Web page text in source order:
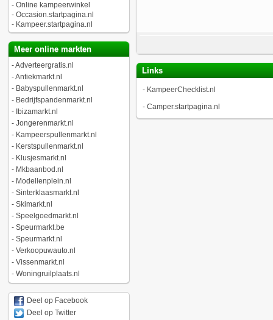
- Online kampeerwinkel
- Occasion.startpagina.nl
- Kampeer.startpagina.nl
Meer online markten
-Adverteergratis.nl
-Antiekmarkt.nl
- Babyspullenmarkt.nl
- Bedrijfspandenmarkt.nl
- Ibizamarkt.nl
- Jongerenmarkt.nl
- Kampeerspullenmarkt.nl
- Kerstspullenmarkt.nl
- Klusjesmarkt.nl
- Mkbaanbod.nl
- Modellenplein.nl
- Sinterklaasmarkt.nl
- Skimarkt.nl
- Speelgoedmarkt.nl
- Speurmarkt.be
- Speurmarkt.nl
- Verkoopuwauto.nl
- Vissenmarkt.nl
- Woningruilplaats.nl
Deel op Facebook
Deel op Twitter
Links
- KampeerChecklist.nl
- Camper.startpagina.nl